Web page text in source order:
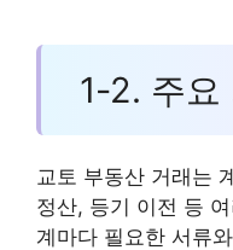
1-2. 주요
교토 부동산 거래는
정산, 등기 이전 등
계마다 필요한 서류